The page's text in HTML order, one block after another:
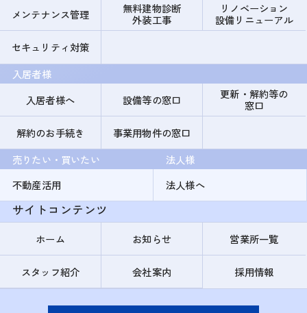
メンテナンス管理
無料建物診断
外装工事
リノベーション
設備リニューアル
セキュリティ対策
入居者様
入居者様へ
設備等の窓口
更新・解約等の
窓口
解約のお手続き
事業用物件の窓口
売りたい・買いたい
不動産活用
法人様
法人様へ
サイトコンテンツ
ホーム お知らせ 営業所一覧
スタッフ紹介 会社案内 採用情報